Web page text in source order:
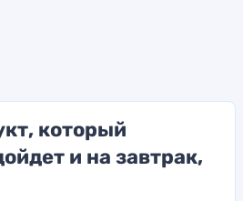
который
и на завтрак,